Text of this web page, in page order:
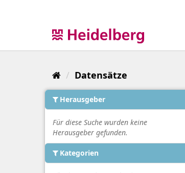
Datensätze
Herausgeber
Für diese Suche wurden keine
Herausgeber gefunden.
Kategorien